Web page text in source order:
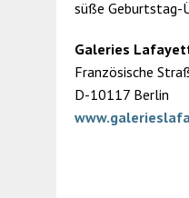
süße Geburtstag-
Galeries
Französische
D-10117 Berlin